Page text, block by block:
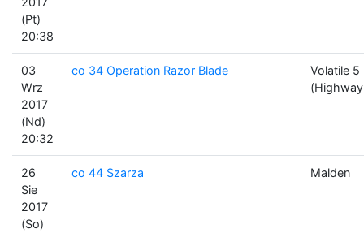
(Pt)
20:38
03
Wrz
2017
(Nd)
20:32
co 34 Operation Razor Blade
Volatile 5
26
Sie
2017
(So)
co 44 Szarza Malden